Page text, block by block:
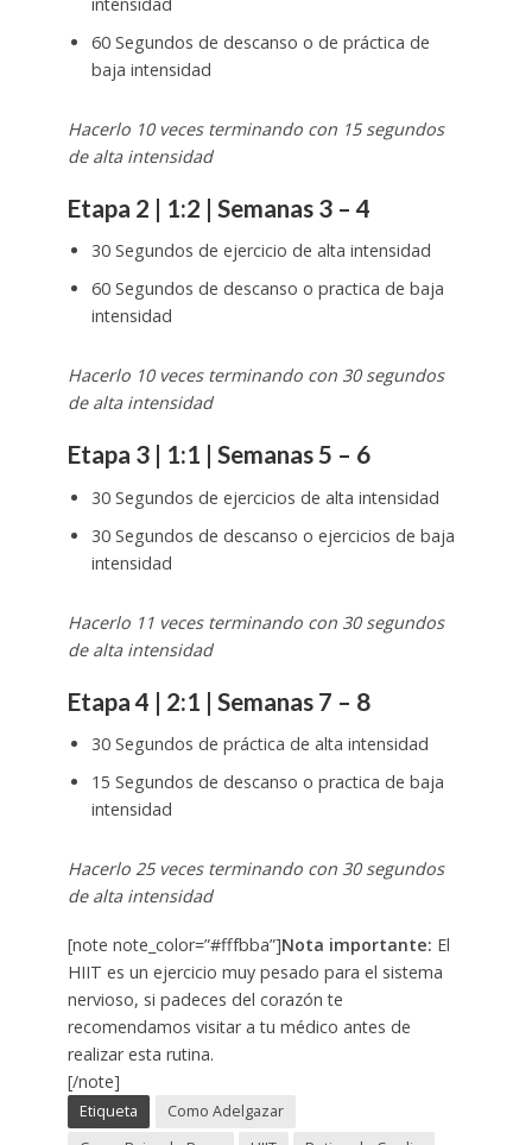
60 Segundos de descanso o de práctica de
baja intensidad
Hacerlo 10 veces terminando con 15 segundos
de alta intensidad
Etapa 2 | 1:2 | Semanas 3 – 4
30 Segundos de ejercicio de alta intensidad
60 Segundos de descanso o practica de baja
intensidad
Hacerlo 10 veces terminando con 30 segundos
de alta intensidad
Etapa 3 | 1:1 | Semanas 5 – 6
30 Segundos de ejercicios de alta intensidad
30 Segundos de descanso o ejercicios de baja
intensidad
Hacerlo 11 veces terminando con 30 segundos
de alta intensidad
Etapa 4 | 2:1 | Semanas 7 – 8
30 Segundos de práctica de alta intensidad
15 Segundos de descanso o practica de baja
intensidad
Hacerlo 25 veces terminando con 30 segundos
de alta intensidad
[note note_color=”#fffbba”]Nota importante: El
HIIT es un ejercicio muy pesado para el sistema
nervioso, si padeces del corazón te
recomendamos visitar a tu médico antes de
realizar esta rutina.
[/note]
Etiqueta
Como Adelgazar